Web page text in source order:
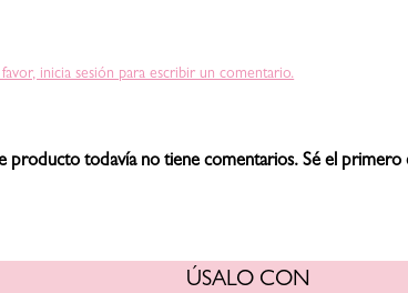
favor, inicia sesión para escribir un comentario.
producto todavía no tiene comentarios. Sé el primero
ÚSALO CON